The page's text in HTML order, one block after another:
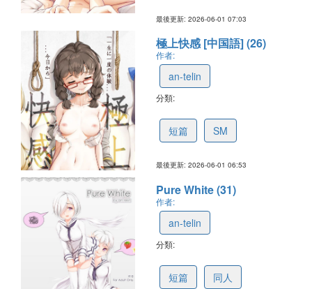
最後更新: 2026-06-01 07:03
極上快感 [中国語] (26)
作者:
an-telin
分類:
短篇 SM
最後更新: 2026-06-01 06:53
Pure White (31)
作者:
an-telin
分類:
短篇 同人